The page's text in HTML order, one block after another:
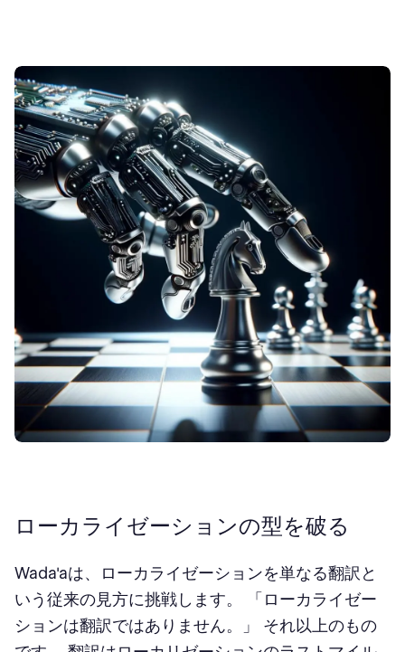
ローカライゼーションの型を破る
Wada'aは、ローカライゼーションを単なる翻訳と
いう従来の見方に挑戦します。 「ローカライゼー
ションは翻訳ではありません。」 それ以上のもの